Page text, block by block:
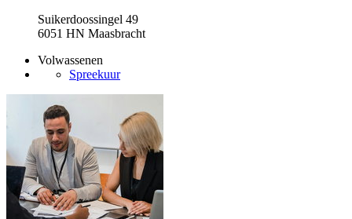
Suikerdoossingel 49
6051 HN Maasbracht
Volwassenen
Spreekuur